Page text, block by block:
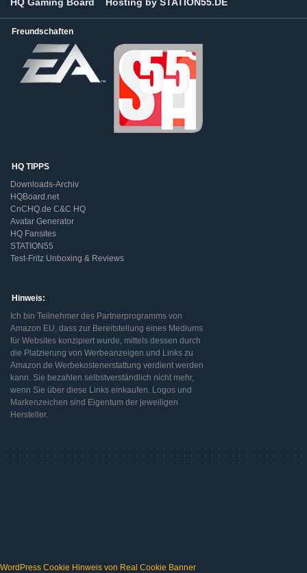
Freundschaften
HQ TIPPS
Downloads-Archiv
HQBoard.net
CnCHQ.de C&C HQ
Avatar Generator
HQ Fansites
STATION55
Test-Fritz Unboxing & Reviews
Hinweis:
Ich bin Teilnehmer des Partnerprogramms von
Amazon EU, dass zur Bereitstellung eines Mediums
für Websites konzipiert wurde, mittels dessen durch
die Platzierung von Werbeanzeigen und Links zu
Amazon.de Werbekostenerstattung verdient werden
kann. Sie bezahlen selbstverständlich nicht mehr,
wenn Sie über diese Links einkaufen. Logos und
Markenzeichen sind Eigentum der jeweiligen
Hersteller.
WordPress Cookie Hinweis von Real Cookie Banner